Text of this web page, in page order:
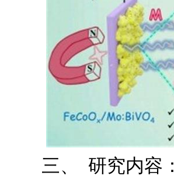
三、 研究内容：